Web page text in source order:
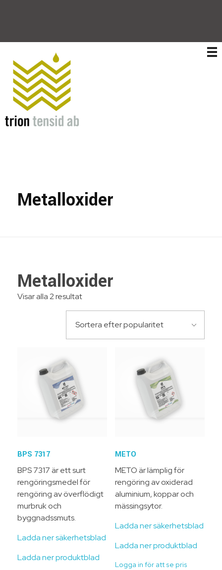
Metalloxider
Metalloxider
Visar alla 2 resultat
BPS 7317
BPS 7317 är ett surt
rengöringsmedel för
rengöring av överflödigt
murbruk och
byggnadssmuts.
Ladda ner säkerhetsblad
Ladda ner produktblad
METO
METO är lämplig för
rengöring av oxiderad
aluminium, koppar och
mässingsytor.
Ladda ner säkerhetsblad
Ladda ner produktblad
Logga in för att se pris